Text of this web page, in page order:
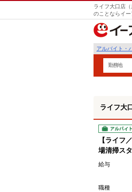
ライフ大口店
のことならイー
アルバイト・
勤務地
ライフ大
アルバイト
【ライフ
場清掃ス
給与
職種